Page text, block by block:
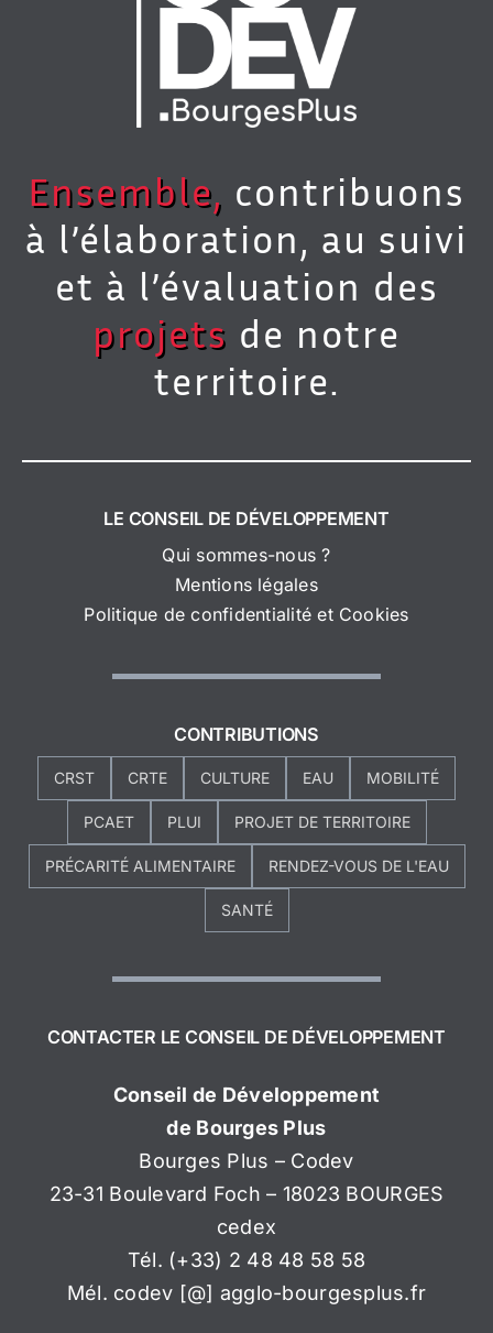
Ensemble, contribuons
à l’élaboration, au suivi
et à l’évaluation des
projets de notre
territoire.
LE CONSEIL DE DÉVELOPPEMENT
Qui sommes-nous ?
Mentions légales
Politique de confidentialité et Cookies
CONTRIBUTIONS
CRST CRTE CULTURE EAU MOBILITÉ
PCAET PLUI PROJET DE TERRITOIRE
PRÉCARITÉ ALIMENTAIRE RENDEZ-VOUS DE L'EAU
SANTÉ
CONTACTER LE CONSEIL DE DÉVELOPPEMENT
Conseil de Développement
de Bourges Plus
Bourges Plus – Codev
23-31 Boulevard Foch – 18023 BOURGES
cedex
Tél. (+33) 2 48 48 58 58
Mél. codev [@] agglo-bourgesplus.fr